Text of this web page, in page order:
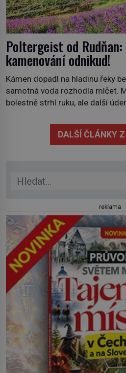
Poltergeist od Rudňan:
kamenování odnikud!
Kámen dopadl na hladinu řeky
samotná voda rozhodla mlčet.
bolestně strhl ruku, ale další
zachrčel starší student, ale v
nikdo, kdo by po nich mohl
DALŠÍ ČLÁNKY
reklama